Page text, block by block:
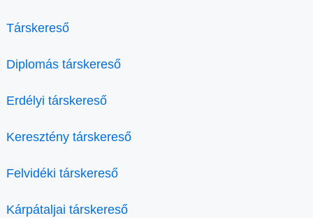
Társkereső
Diplomás társkereső
Erdélyi társkereső
Keresztény társkereső
Felvidéki társkereső
Kárpátaljai társkereső